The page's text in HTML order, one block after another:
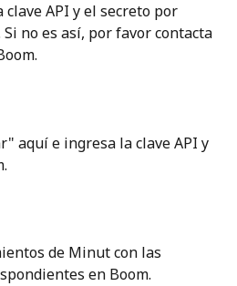
API y el secreto por
no es así, por favor contacta
aquí e ingresa la clave API y
de Minut con las
en Boom.